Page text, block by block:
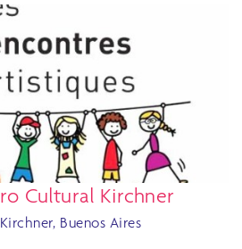
Cultural Kirchner
Buenos Aires